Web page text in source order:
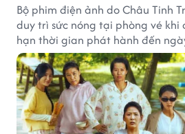
Bộ phim điện ảnh do Châu Tinh
duy trì sức nóng tại phòng vé
hạn thời gian phát hành đến